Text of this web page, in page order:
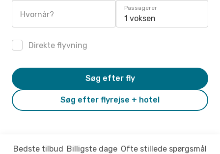
Hvornår?
Passagerer
1 voksen
Direkte flyvning
Søg efter flyrejse + hotel
Søg efter fly
Bedste tilbud Billigste dage Ofte stillede spørgsmål